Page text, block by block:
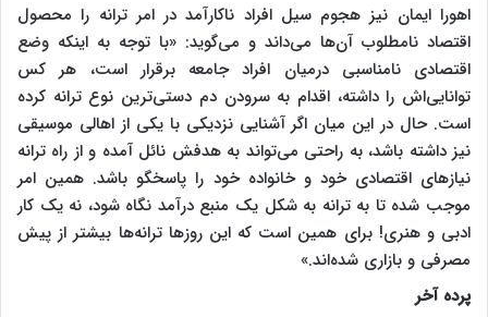
اهورا ایمان نیز هجوم سیل افراد ناکارآمد در امر ترانه را محصول
اقتصاد نامطلوب آن‌ها می‌داند و می‌گوید: «با توجه به اینکه وضع
اقتصادی نامناسبی درمیان افراد جامعه برقرار است، هر کس
توانایی‌اش را داشته، اقدام به سرودن دم دستی‌ترین نوع ترانه کرده
است. حال در این میان اگر آشنایی نزدیکی با یکی از اهالی موسیقی
نیز داشته باشد، به راحتی می‌تواند به هدفش نائل آمده و از راه ترانه
نیازهای اقتصادی خود و خانواده خود را پاسخگو باشد. همین امر
موجب شده تا به ترانه به شکل یک منبع درآمد نگاه شود، نه یک کار
ادبی و هنری! برای همین است که این روز‌ها ترانه‌ها بیشتر از پیش
مصرفی و بازاری شده‌اند.»
پرده آخر